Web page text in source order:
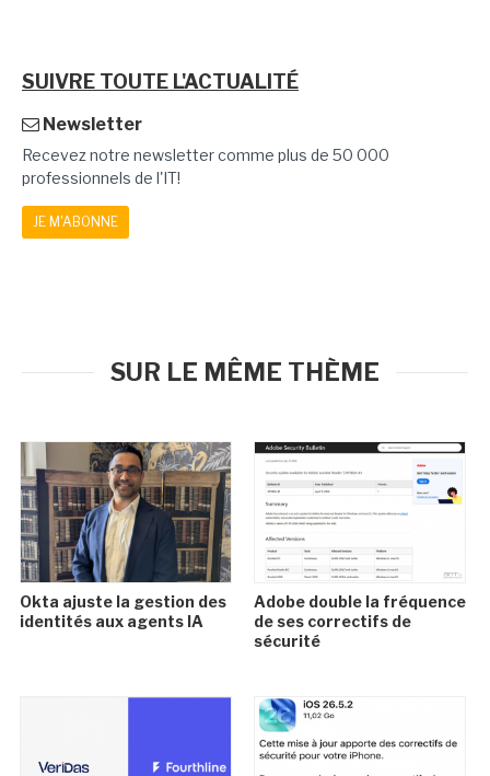
SUIVRE TOUTE L'ACTUALITÉ
Newsletter
Recevez notre newsletter comme plus de 50 000
professionnels de l'IT!
JE M'ABONNE
SUR LE MÊME THÈME
Okta ajuste la gestion des
identités aux agents IA
Adobe double la fréquence
de ses correctifs de
sécurité